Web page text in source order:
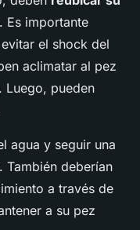
. Es importante
el shock del
aclimatar al pez
Luego, pueden
agua y seguir una
También deberían
a través de
a su pez